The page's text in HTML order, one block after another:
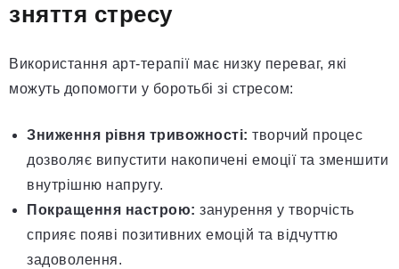
зняття стресу
Використання арт-терапії має низку переваг, які
можуть допомогти у боротьбі зі стресом:
Зниження рівня тривожності: творчий процес
дозволяє випустити накопичені емоції та зменшити
внутрішню напругу.
Покращення настрою: занурення у творчість
сприяє появі позитивних емоцій та відчуттю
задоволення.